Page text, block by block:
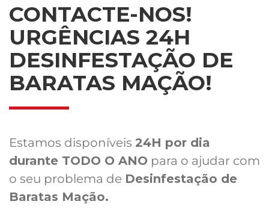
CONTACTE-NOS!
URGÊNCIAS 24H
DESINFESTAÇÃO DE
BARATAS MAÇÃO!
Estamos disponíveis 24H por dia
durante TODO O ANO para o ajudar com
o seu problema de Desinfestação de
Baratas Mação.